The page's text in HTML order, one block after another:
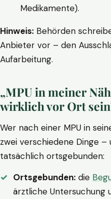
Medikamente).
Hinweis: Behörden
Anbieter vor – den
Aufarbeitung.
„MPU in meiner
wirklich vor Ort
Wer nach einer MPU in
zwei verschiedene Dinge –
tatsächlich ortsgebunden:
Ortsgebunden: die
ärztliche Untersuchung